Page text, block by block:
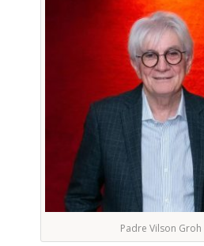
Padre Vilson Groh